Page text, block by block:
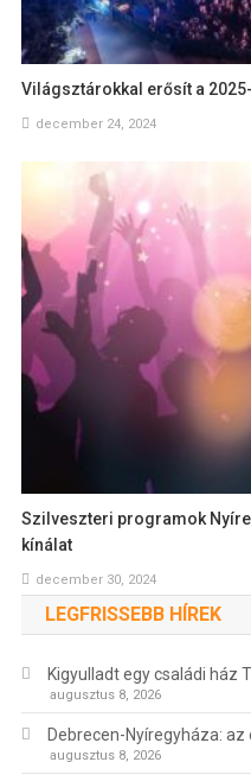
Világsztárokkal erősít a
december 24, 2024
Szilveszteri programok
kínálat
december 30, 2024
LEGFRISSEBB HÍREK
Kigyulladt egy családi ház
augusztus 8, 2026
Debrecen-Nyíregyháza:
augusztus 8, 2026